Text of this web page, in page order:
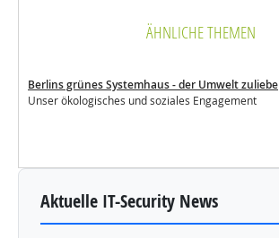
Aktuelle IT-Security News
ÄHNLICHE THEMEN
Berlins grünes Systemhaus - der Umwelt zuliebe
Unser ökologisches und soziales Engagement